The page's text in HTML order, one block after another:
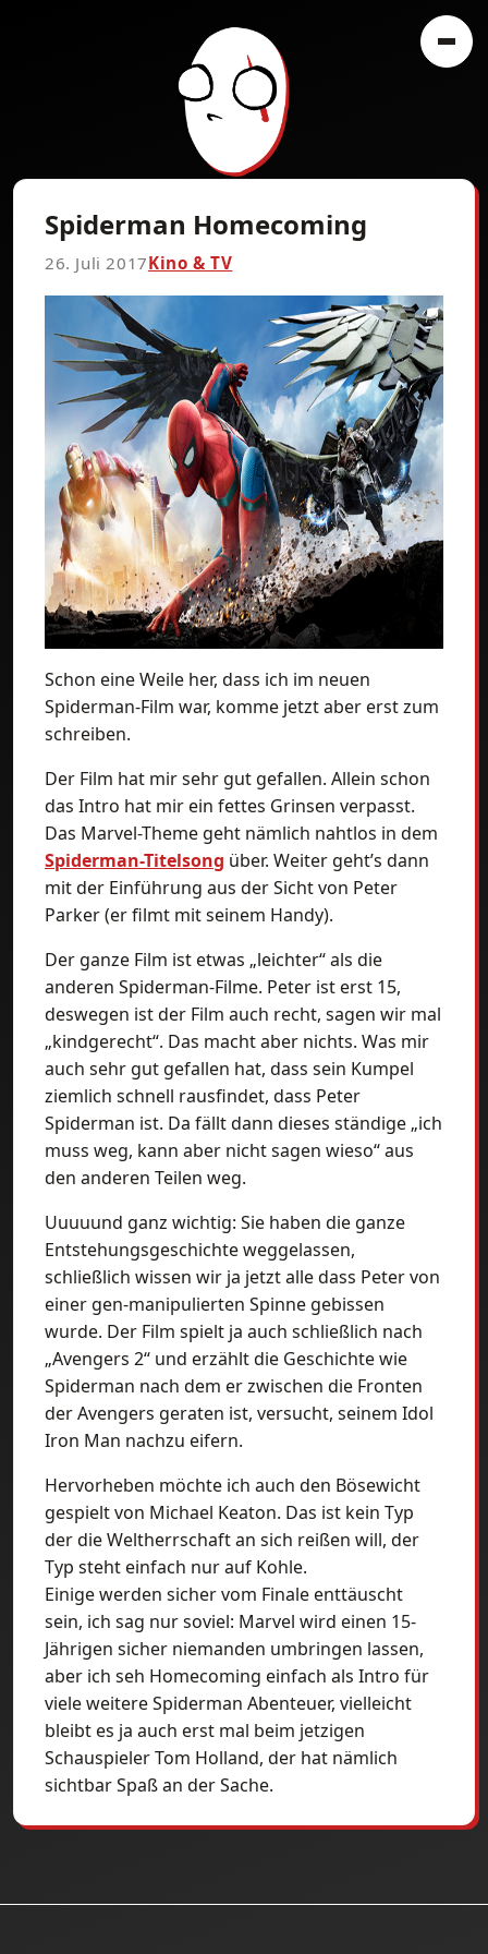
Spiderman Homecoming
26. Juli 2017Kino & TV
Schon eine Weile her, dass ich im neuen
Spiderman-Film war, komme jetzt aber erst zum
schreiben.
Der Film hat mir sehr gut gefallen. Allein schon
das Intro hat mir ein fettes Grinsen verpasst.
Das Marvel-Theme geht nämlich nahtlos in dem
Spiderman-Titelsong über. Weiter geht’s dann
mit der Einführung aus der Sicht von Peter
Parker (er filmt mit seinem Handy).
Der ganze Film ist etwas „leichter“ als die
anderen Spiderman-Filme. Peter ist erst 15,
deswegen ist der Film auch recht, sagen wir mal
„kindgerecht“. Das macht aber nichts. Was mir
auch sehr gut gefallen hat, dass sein Kumpel
ziemlich schnell rausfindet, dass Peter
Spiderman ist. Da fällt dann dieses ständige „ich
muss weg, kann aber nicht sagen wieso“ aus
den anderen Teilen weg.
Uuuuund ganz wichtig: Sie haben die ganze
Entstehungsgeschichte weggelassen,
schließlich wissen wir ja jetzt alle dass Peter von
einer gen-manipulierten Spinne gebissen
wurde. Der Film spielt ja auch schließlich nach
„Avengers 2“ und erzählt die Geschichte wie
Spiderman nach dem er zwischen die Fronten
der Avengers geraten ist, versucht, seinem Idol
Iron Man nachzu eifern.
Hervorheben möchte ich auch den Bösewicht
gespielt von Michael Keaton. Das ist kein Typ
der die Weltherrschaft an sich reißen will, der
Typ steht einfach nur auf Kohle.
Einige werden sicher vom Finale enttäuscht
sein, ich sag nur soviel: Marvel wird einen 15-
Jährigen sicher niemanden umbringen lassen,
aber ich seh Homecoming einfach als Intro für
viele weitere Spiderman Abenteuer, vielleicht
bleibt es ja auch erst mal beim jetzigen
Schauspieler Tom Holland, der hat nämlich
sichtbar Spaß an der Sache.